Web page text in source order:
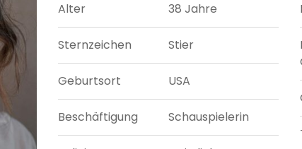
Alter 38 Jahre
Sternzeichen Stier
Geburtsort USA
Beschäftigung Schauspielerin